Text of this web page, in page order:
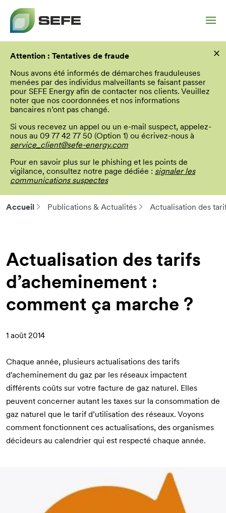
principal
Attention : Tentatives de fraude
Nous avons été informés de démarches frauduleuses
menées par des individus malveillants se faisant passer
pour SEFE Energy afin de contacter nos clients. Veuillez
noter que nos coordonnées et nos informations
bancaires n’ont pas changé.
Si vous recevez un appel ou un e-mail suspect, appelez-
nous au 09 77 42 77 50 (Option 1) ou écrivez-nous à
service_client@sefe-energy.com
Pour en savoir plus sur le phishing et les points de
vigilance, consultez notre page dédiée : signaler les
communications suspectes
×
Accueil Publications & Actualités Actualisation des
Actualisation des tarifs
d’acheminement :
comment ça marche ?
1 août 2014
Chaque année, plusieurs actualisations des tarifs
d'acheminement du gaz par les réseaux impactent
différents coûts sur votre facture de gaz naturel. Elles
peuvent concerner autant les taxes sur la consommation de
gaz naturel que le tarif d’utilisation des réseaux. Voyons
comment fonctionnent ces actualisations, des organismes
décideurs au calendrier qui est respecté chaque année.